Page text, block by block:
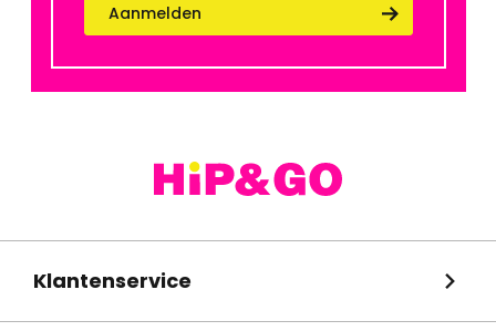
Aanmelden
Klantenservice